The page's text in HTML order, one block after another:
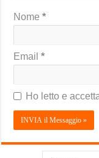
Nome*
Email*
Ho letto e